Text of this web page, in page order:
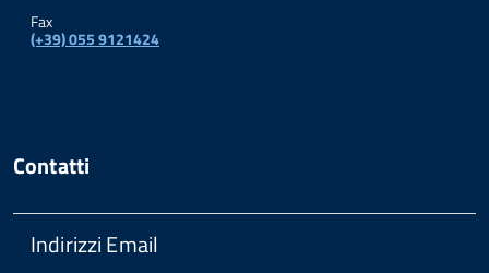
Fax
(+39) 055 9121424
Contatti
Indirizzi Email